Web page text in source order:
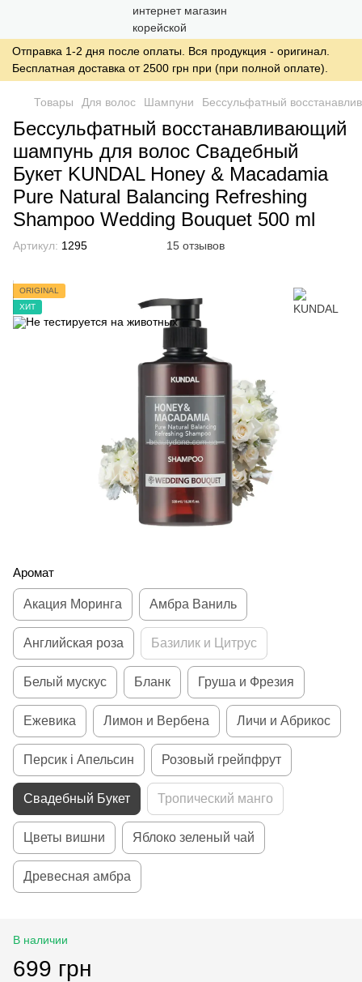
Отправка 1-2 дня после оплаты. Вся продукция - оригинал.
Бесплатная доставка от 2500 грн при (при полной оплате).
Товары Для волос Шампуни Бессульфатный
Бессульфатный восстанавливающий
шампунь для волос Свадебный
Букет KUNDAL Honey & Macadamia
Pure Natural Balancing Refreshing
Shampoo Wedding Bouquet 500 ml
Артикул: 1295 15 отзывов
ORIGINAL
ХИТ
Аромат
Акация Моринга Амбра Ваниль
Английская роза Базилик и Цитрус
Белый мускус Бланк Груша и Фрезия
Ежевика Лимон и Вербена Личи и Абрикос
Персик і Апельсин Розовый грейпфрут
Свадебный Букет Тропический манго
Цветы вишни Яблоко зеленый чай
Древесная амбра
В наличии
699 грн